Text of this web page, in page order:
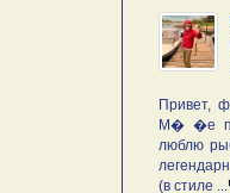
Привет,
М� �е
люблю
(в стиле ...